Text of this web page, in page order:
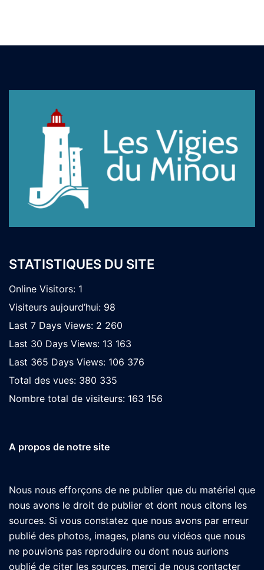
STATISTIQUES DU SITE
Online Visitors: 1
Visiteurs aujourd’hui: 98
Last 7 Days Views: 2 260
Last 30 Days Views: 13 163
Last 365 Days Views: 106 376
Total des vues: 380 335
Nombre total de visiteurs: 163 156
A propos de notre site
Nous nous efforçons de ne publier que du matériel que
nous avons le droit de publier et dont nous citons les
sources. Si vous constatez que nous avons par erreur
publié des photos, images, plans ou vidéos que nous
ne pouvions pas reproduire ou dont nous aurions
oublié de citer les sources, merci de nous contacter